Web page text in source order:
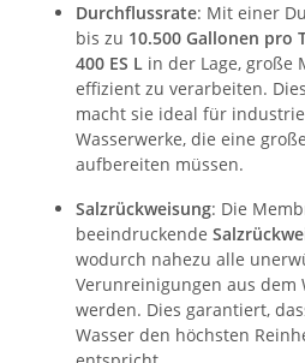
Durchflussrate: Mit einer
bis zu 10.500 Gallonen pro
400 ES L in der Lage, große
effizient zu verarbeiten.
macht sie ideal für
Wasserwerke, die eine
aufbereiten müssen.
Salzrückweisung: Die
beeindruckende
wodurch nahezu alle
Verunreinigungen aus dem
werden. Dies garantiert,
Wasser den höchsten